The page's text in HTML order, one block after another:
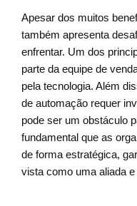
Apesar dos muitos
também apresenta
enfrentar. Um dos
parte da equipe de
pela tecnologia. Além
de automação requer
pode ser um obstáculo
fundamental que as
de forma estratégica,
vista como uma aliada